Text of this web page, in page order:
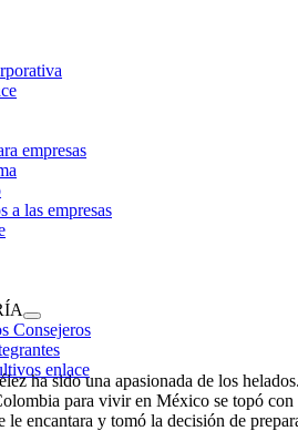
empresas
a las empresas
Consejeros
enlace
ha sido una apasionada de los
para vivir en México se topó con
le encantara y tomó la decisión de